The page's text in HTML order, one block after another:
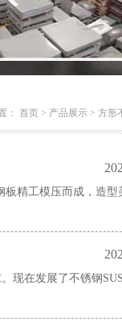
： 首页 > 产品展示 > 方形
精工模压而成，造型
现在发展了不锈钢